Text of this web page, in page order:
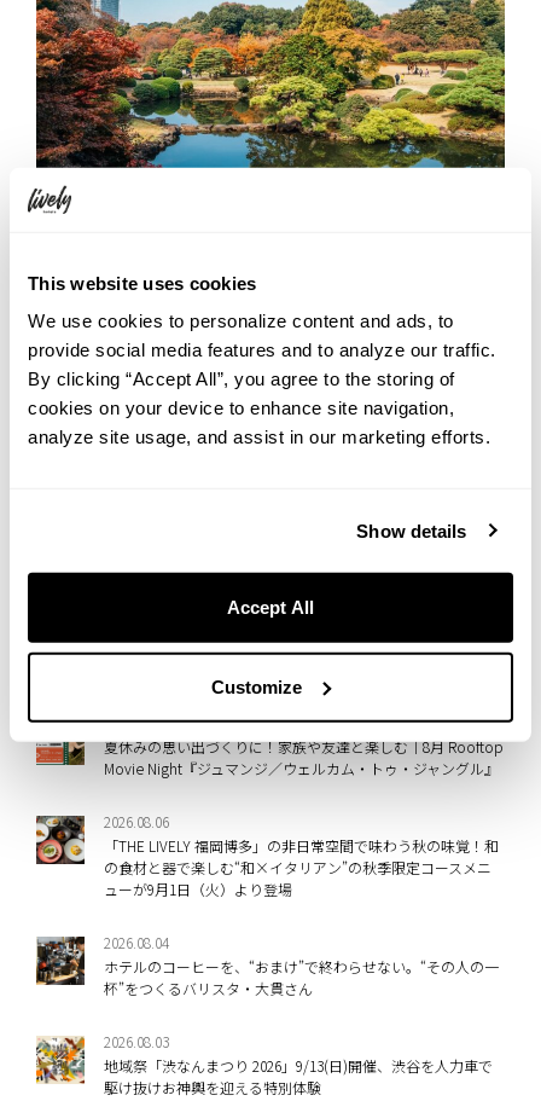
This website uses cookies
We use cookies to personalize content and ads, to
provide social media features and to analyze our traffic.
By clicking “Accept All”, you agree to the storing of
cookies on your device to enhance site navigation,
analyze site usage, and assist in our marketing efforts.
Show details
Accept All
Customize
をゆっくりと楽しめるスポットをご存知ですか？当ホテルから徒
歩や電車ですぐにアクセスできる、都会に隠れた紅葉の名所で、秋
ならではの散策をお楽しみください。
【2025年】渋谷から行ける東京の紅葉スポット3選
「THE LIVELY 東京麻布十番」の非日常空間で堪能するアート
クルアート、現代アート作品を楽しめる入場無料イベントを
2026.08.06
夏休みの思い出づくりに！家族や友達と楽しむ｜8月 Rooftop
Movie Night『ジュマンジ／ウェルカム・トゥ・ジャングル』
2026.08.06
「THE LIVELY 福岡博多」の非日常空間で味わう秋の味覚！和
の食材と器で楽しむ“和×イタリアン”の秋季限定コースメニ
ューが9月1日（火）より登場
2026.08.04
ホテルのコーヒーを、“おまけ”で終わらせない。“その人の一
杯”をつくるバリスタ・大貫さん
2026.08.03
地域祭「渋なんまつり 2026」9/13(日)開催、渋谷を人力車で
駆け抜けお神輿を迎える特別体験